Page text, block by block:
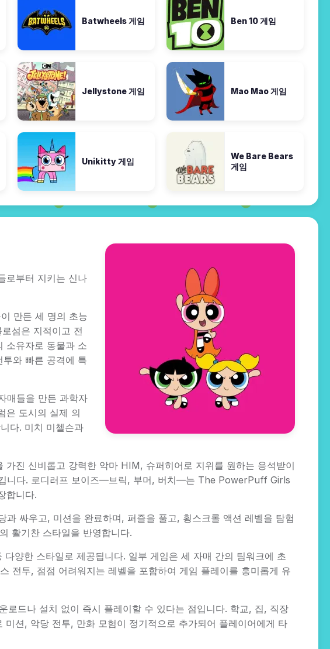
Batwheels 게임 Ben 10 게임
Jellystone 게임 Mao Mao 게임
Unikitty 게임
We Bare Bears
게임
로부터 지키는 신나
만든 세 명의 초능
섬은 지적이고 전
소유자로 동물과 소
와 빠른 공격에 특
매들을 만든 과학자
은 도시의 실제 의
다. 미치 미첼슨과
진 신비롭고 강력한 악마 HIM, 슈퍼히어로 지위를 원하는 응석받이
니다. 로디러프 보이즈—브릭, 부머, 버치—는 The PowerPuff Girls
합니다.
싸우고, 미션을 완료하며, 퍼즐을 풀고, 횡스크롤 액션 레벨을 탐험
활기찬 스타일을 반영합니다.
양한 스타일로 제공됩니다. 일부 게임은 세 자매 간의 팀워크에 초
전투, 점점 어려워지는 레벨을 포함하여 게임 플레이를 흥미롭게 유
드나 설치 없이 즉시 플레이할 수 있다는 점입니다. 학교, 집, 직장
션, 악당 전투, 만화 모험이 정기적으로 추가되어 플레이어에게 타